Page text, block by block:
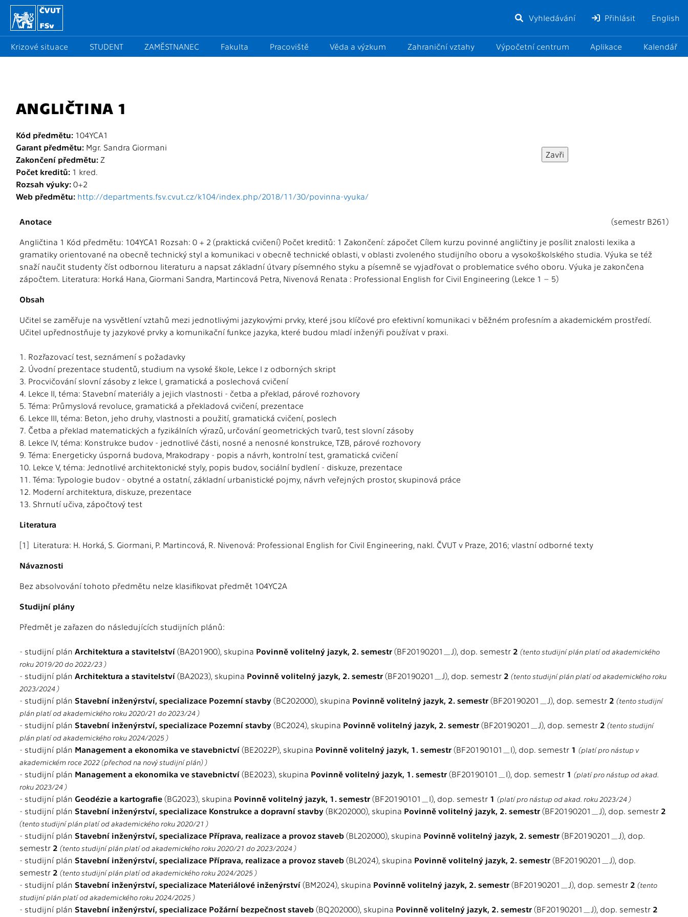
Vyhledávání Přihlásit English
Krizové situace STUDENT ZAMĚSTNANEC Fakulta Pracoviště Věda a výzkum Zahraniční vztahy Výpočetní centrum Aplikace Kalendář
ANGLIČTINA 1
Kód předmětu: 104YCA1
Garant předmětu: Mgr. Sandra Giormani
Zakončení předmětu: Z
Počet kreditů: 1 kred.
Rozsah výuky: 0+2
Web předmětu: http://departments.fsv.cvut.cz/k104/index.php/2018/11/30/povinna-vyuka/
Anotace (semestr B261)
Angličtina 1 Kód předmětu: 104YCA1 Rozsah: 0 + 2 (praktická cvičení) Počet kreditů: 1 Zakončení: zápočet Cílem kurzu povinné angličtiny je posílit znalosti lexika a
gramatiky orientované na obecně technický styl a komunikaci v obecně technické oblasti, v oblasti zvoleného studijního oboru a vysokoškolského studia. Výuka se též
snaží naučit studenty číst odbornou literaturu a napsat základní útvary písemného styku a písemně se vyjadřovat o problematice svého oboru. Výuka je zakončena
zápočtem. Literatura: Horká Hana, Giormani Sandra, Martincová Petra, Nivenová Renata : Professional English for Civil Engineering (Lekce 1 – 5)
Obsah
Učitel se zaměřuje na vysvětlení vztahů mezi jednotlivými jazykovými prvky, které jsou klíčové pro efektivní komunikaci v běžném profesním a akademickém prostředí.
Učitel upřednostňuje ty jazykové prvky a komunikační funkce jazyka, které budou mladí inženýři používat v praxi.
1. Rozřazovací test, seznámení s požadavky
2. Úvodní prezentace studentů, studium na vysoké škole, Lekce I z odborných skript
3. Procvičování slovní zásoby z lekce I, gramatická a poslechová cvičení
4. Lekce II, téma: Stavební materiály a jejich vlastnosti - četba a překlad, párové rozhovory
5. Téma: Průmyslová revoluce, gramatická a překladová cvičení, prezentace
6. Lekce III, téma: Beton, jeho druhy, vlastnosti a použití, gramatická cvičení, poslech
7. Četba a překlad matematických a fyzikálních výrazů, určování geometrických tvarů, test slovní zásoby
8. Lekce IV, téma: Konstrukce budov - jednotlivé části, nosné a nenosné konstrukce, TZB, párové rozhovory
9. Téma: Energeticky úsporná budova, Mrakodrapy - popis a návrh, kontrolní test, gramatická cvičení
10. Lekce V, téma: Jednotlivé architektonické styly, popis budov, sociální bydlení - diskuze, prezentace
11. Téma: Typologie budov - obytné a ostatní, základní urbanistické pojmy, návrh veřejných prostor, skupinová práce
12. Moderní architektura, diskuze, prezentace
13. Shrnutí učiva, zápočtový test
Literatura
[1] Literatura: H. Horká, S. Giormani, P. Martincová, R. Nivenová: Professional English for Civil Engineering, nakl. ČVUT v Praze, 2016; vlastní odborné texty
Návaznosti
Bez absolvování tohoto předmětu nelze klasifikovat předmět 104YC2A
Studijní plány
Předmět je zařazen do následujících studijních plánů:
- studijní plán Architektura a stavitelství (BA201900), skupina Povinně volitelný jazyk, 2. semestr (BF20190201_J), dop. semestr 2 (tento studijní plán platí od akademického
roku 2019/20 do 2022/23 )
- studijní plán Architektura a stavitelství (BA2023), skupina Povinně volitelný jazyk, 2. semestr (BF20190201_J), dop. semestr 2 (tento studijní plán platí od akademického roku
2023/2024 )
- studijní plán Stavební inženýrství, specializace Pozemní stavby (BC202000), skupina Povinně volitelný jazyk, 2. semestr (BF20190201_J), dop. semestr 2 (tento studijní
plán platí od akademického roku 2020/21 do 2023/24 )
- studijní plán Stavební inženýrství, specializace Pozemní stavby (BC2024), skupina Povinně volitelný jazyk, 2. semestr (BF20190201_J), dop. semestr 2 (tento studijní
plán platí od akademického roku 2024/2025 )
- studijní plán Management a ekonomika ve stavebnictví (BE2022P), skupina Povinně volitelný jazyk, 1. semestr (BF20190101_I), dop. semestr 1 (platí pro nástup v
akademickém roce 2022 (přechod na nový studijní plán) )
- studijní plán Management a ekonomika ve stavebnictví (BE2023), skupina Povinně volitelný jazyk, 1. semestr (BF20190101_I), dop. semestr 1 (platí pro nástup od akad.
roku 2023/24 )
- studijní plán Geodézie a kartografie (BG2023), skupina Povinně volitelný jazyk, 1. semestr (BF20190101_I), dop. semestr 1 (platí pro nástup od akad. roku 2023/24 )
- studijní plán Stavební inženýrství, specializace Konstrukce a dopravní stavby (BK202000), skupina Povinně volitelný jazyk, 2. semestr (BF20190201_J), dop. semestr 2
(tento studijní plán platí od akademického roku 2020/21 )
- studijní plán Stavební inženýrství, specializace Příprava, realizace a provoz staveb (BL202000), skupina Povinně volitelný jazyk, 2. semestr (BF20190201_J), dop.
semestr 2 (tento studijní plán platí od akademického roku 2020/21 do 2023/2024 )
- studijní plán Stavební inženýrství, specializace Příprava, realizace a provoz staveb (BL2024), skupina Povinně volitelný jazyk, 2. semestr (BF20190201_J), dop.
semestr 2 (tento studijní plán platí od akademického roku 2024/2025 )
- studijní plán Stavební inženýrství, specializace Materiálové inženýrství (BM2024), skupina Povinně volitelný jazyk, 2. semestr (BF20190201_J), dop. semestr 2 (tento
studijní plán platí od akademického roku 2024/2025 )
- studijní plán Stavební inženýrství, specializace Požární bezpečnost staveb (BQ202000), skupina Povinně volitelný jazyk, 2. semestr (BF20190201_J), dop. semestr 2